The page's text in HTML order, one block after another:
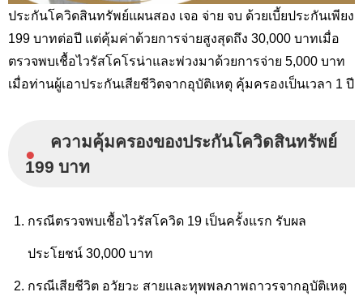
ประกันโควิดสินทรัพย์แผนสอง เจอ จ่าย จบ ด้วยเบี้ยประกันเพียง
199 บาทต่อปี แต่คุ้มค่าด้วยการจ่ายสูงสุดถึง 30,000 บาทเมื่อ
ตรวจพบเชื้อไวรัสโคโรน่าและพ่วงมาด้วยการจ่าย 5,000 บาท
เมื่อท่านผู้เอาประกันเสียชีวิตจากอุบัติเหตุ คุ้มครองเป็นเวลา 1 ปี
●
ความคุ้มครองของประกันโควิดสินทรัพย์
199 บาท
กรณีตรวจพบเชื้อไวรัสโควิด 19 เป็นครั้งแรก รับผล
ประโยชน์ 30,000 บาท
กรณีเสียชีวิต อวัยวะ สายและทุพพลภาพถาวรจากอุบัติเหตุ